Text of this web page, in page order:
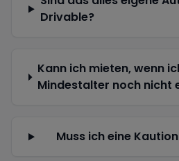
Drivable?
Kann ich mieten, wenn
Mindestalter noch nicht
Muss ich eine